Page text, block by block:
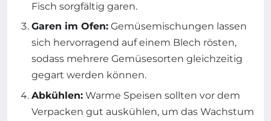
Fisch sorgfältig garen.
Garen im Ofen: Gemüsemischungen lassen
sich hervorragend auf einem Blech rösten,
sodass mehrere Gemüsesorten gleichzeitig
gegart werden können.
Abkühlen: Warme Speisen sollten vor dem
Verpacken gut auskühlen, um das Wachstum